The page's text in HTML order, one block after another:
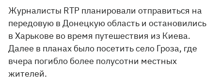
Журналисты RTP планировали отправиться на
передовую в Донецкую область и остановились
в Харькове во время путешествия из Киева.
Далее в планах было посетить село Гроза, где
вчера погибло более полусотни местных
жителей.